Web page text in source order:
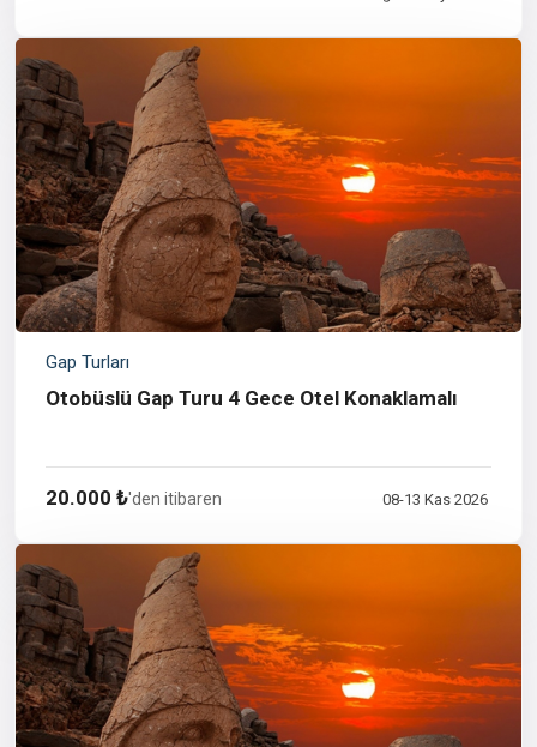
Gap Turları
Otobüslü Gap Turu 4 Gece Otel Konaklamalı
20.000 ₺'den itibaren 08-13 Kas 2026